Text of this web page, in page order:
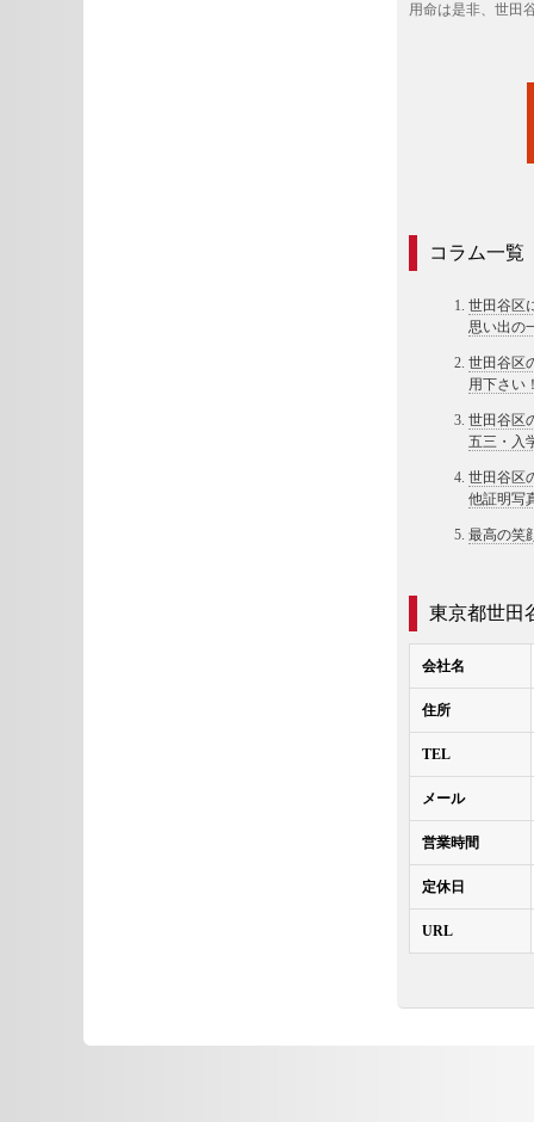
用命は是非、世田
コラム一覧
世田谷区
思い出の
世田谷区
用下さい
世田谷区
五三・入
世田谷区
他証明写
最高の笑
東京都世田
会社名
住所
TEL
メール
営業時間
定休日
URL